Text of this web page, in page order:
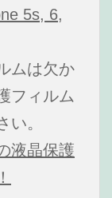
5s, 6,
ムは欠か
フィルム
い。
液晶保護